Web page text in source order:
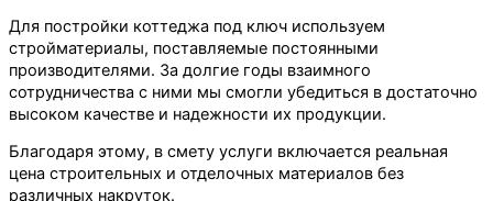
Для постройки коттеджа под ключ используем
стройматериалы, поставляемые постоянными
производителями. За долгие годы взаимного
сотрудничества с ними мы смогли убедиться в достаточно
высоком качестве и надежности их продукции.
Благодаря этому, в смету услуги включается реальная
цена строительных и отделочных материалов без
различных накруток.